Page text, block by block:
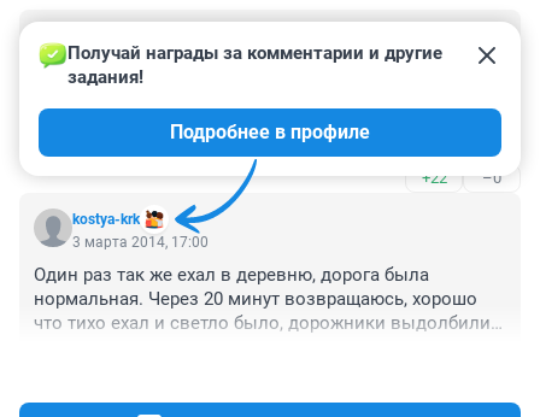
3 марта 2014, 18:36
Тоже нежданчик как то застал, когда на трассе ночью
на лежачем полицейском подпрыгнул в потолок. Что
странно ни одного знака о приближении к
полицейскому, ни знака о том что непосредственно
тут полицейские не было
+22 –0
kostya-krk
Получай награды за комментарии и другие
задания!
Подробнее в профиле
3 марта 2014, 17:00
Один раз так же ехал в деревню, дорога была
нормальная. Через 20 минут возвращаюсь, хорошо
что тихо ехал и светло было, дорожники выдолбили